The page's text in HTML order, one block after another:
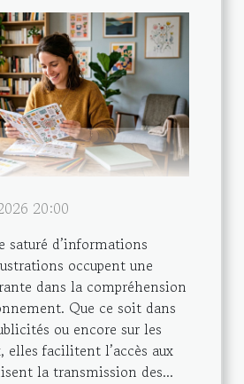
20:00
saturé d’informations
occupent une
dans la compréhension
Que ce soit dans
ou encore sur les
elles facilitent l’accès aux
la transmission des...